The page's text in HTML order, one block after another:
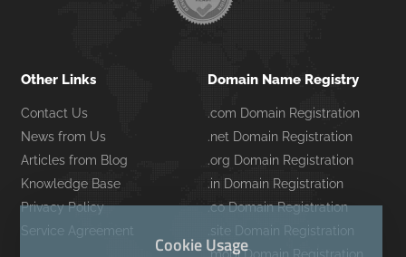
Other Links
Contact Us
News from Us
Articles from Blog
Knowledge Base
Privacy Policy
Service Agreement
Domain Name Registry
.com Domain Registration
.net Domain Registration
.org Domain Registration
.in Domain Registration
.co Domain Registration
.site Domain Registration
.mobi Domain Registration
Cookie Usage